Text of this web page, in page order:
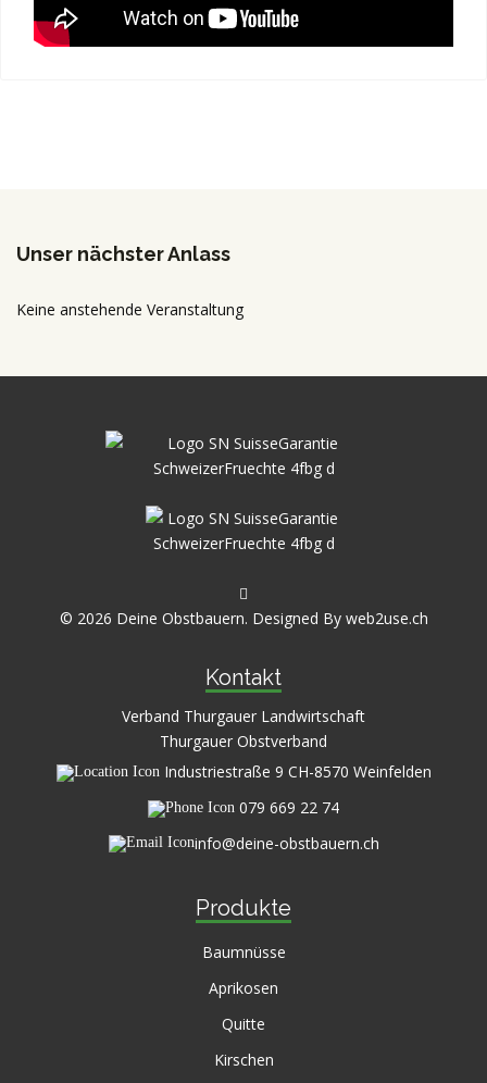
Unser nächster Anlass
Keine anstehende Veranstaltung
© 2026 Deine Obstbauern. Designed By web2use.ch
Kontakt
Verband Thurgauer Landwirtschaft
Thurgauer Obstverband
Industriestraße 9 CH-8570 Weinfelden
079 669 22 74
info@deine-obstbauern.ch
Produkte
Baumnüsse
Aprikosen
Quitte
Kirschen